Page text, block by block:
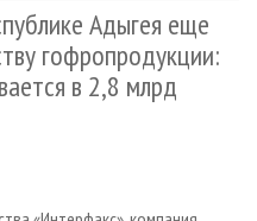
Адыгея еще
гофропродукции:
в 2,8 млрд